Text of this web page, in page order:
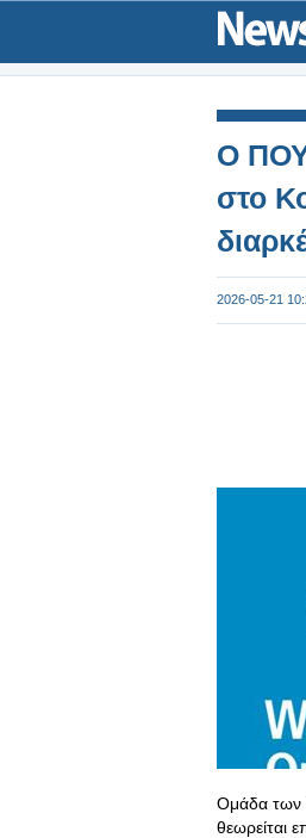
Ο ΠΟΥ
στο
2026-05-21
Ομάδα των
θεωρείται